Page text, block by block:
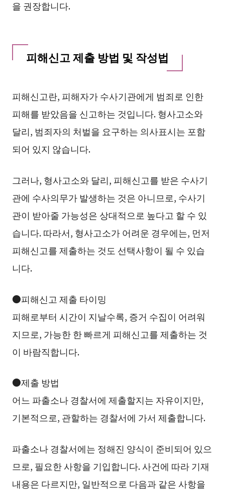
을 권장합니다.
피해신고 제출 방법 및 작성법
피해신고란, 피해자가 수사기관에게 범죄로 인한
피해를 받았음을 신고하는 것입니다. 형사고소와
달리, 범죄자의 처벌을 요구하는 의사표시는 포함
되어 있지 않습니다.
그러나, 형사고소와 달리, 피해신고를 받은 수사기
관에 수사의무가 발생하는 것은 아니므로, 수사기
관이 받아줄 가능성은 상대적으로 높다고 할 수 있
습니다. 따라서, 형사고소가 어려운 경우에는, 먼저
피해신고를 제출하는 것도 선택사항이 될 수 있습
니다.
●피해신고 제출 타이밍
피해로부터 시간이 지날수록, 증거 수집이 어려워
지므로, 가능한 한 빠르게 피해신고를 제출하는 것
이 바람직합니다.
●제출 방법
어느 파출소나 경찰서에 제출할지는 자유이지만,
기본적으로, 관할하는 경찰서에 가서 제출합니다.
파출소나 경찰서에는 정해진 양식이 준비되어 있으
므로, 필요한 사항을 기입합니다. 사건에 따라 기재
내용은 다르지만, 일반적으로 다음과 같은 사항을